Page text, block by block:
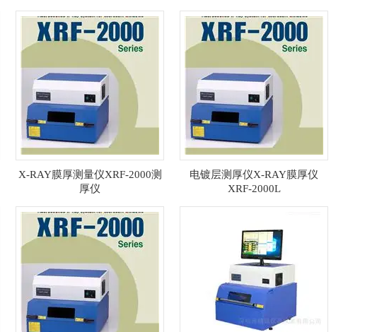
X-RAY膜厚测量仪XRF-2000测
厚仪
电镀层测厚仪X-RAY膜厚仪
XRF-2000L